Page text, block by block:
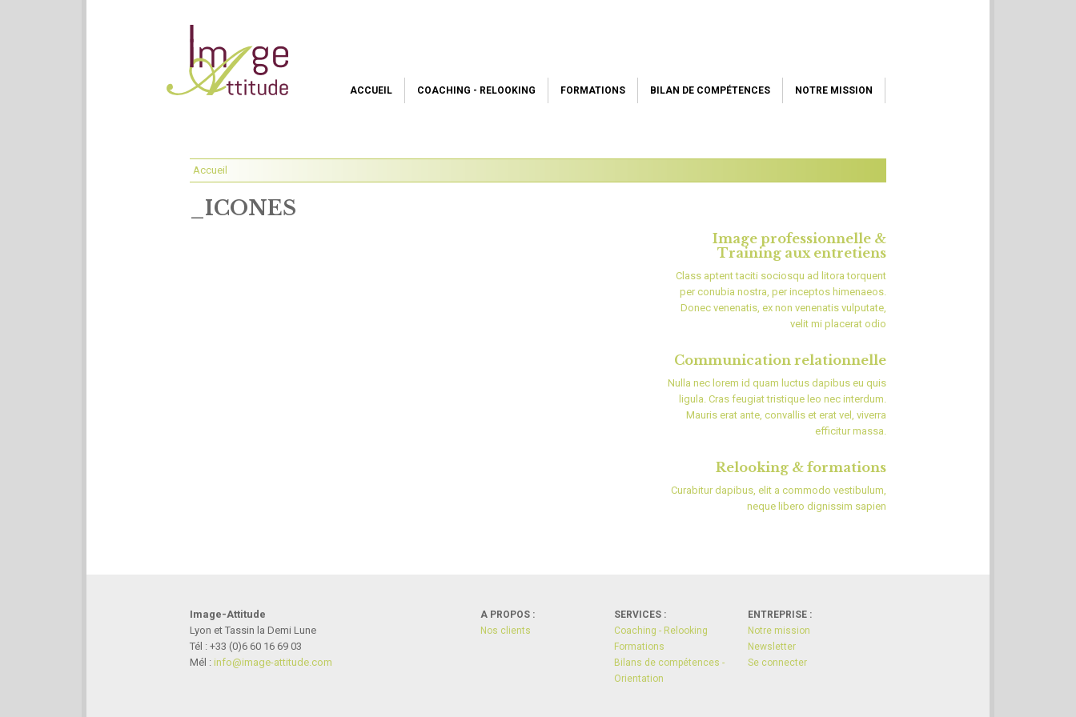
ACCUEIL COACHING - RELOOKING FORMATIONS BILAN DE COMPÉTENCES NOTRE MISSION
Accueil
_ICONES
Image professionnelle &
Training aux entretiens
Class aptent taciti sociosqu ad litora torquent
per conubia nostra, per inceptos himenaeos.
Donec venenatis, ex non venenatis vulputate,
velit mi placerat odio
Communication relationnelle
Nulla nec lorem id quam luctus dapibus eu quis
ligula. Cras feugiat tristique leo nec interdum.
Mauris erat ante, convallis et erat vel, viverra
efficitur massa.
Relooking & formations
Curabitur dapibus, elit a commodo vestibulum,
neque libero dignissim sapien
Image-Attitude
Lyon et Tassin la Demi Lune
Tél : +33 (0)6 60 16 69 03
Mél : info@i­mage-atti­tude.com
A PROPOS :
Nos clients
SERVICES :
Coaching - Relooking
Formations
Bilans de compétences -
Orientation
ENTREPRISE :
Notre mission
Newsletter
Se connecter